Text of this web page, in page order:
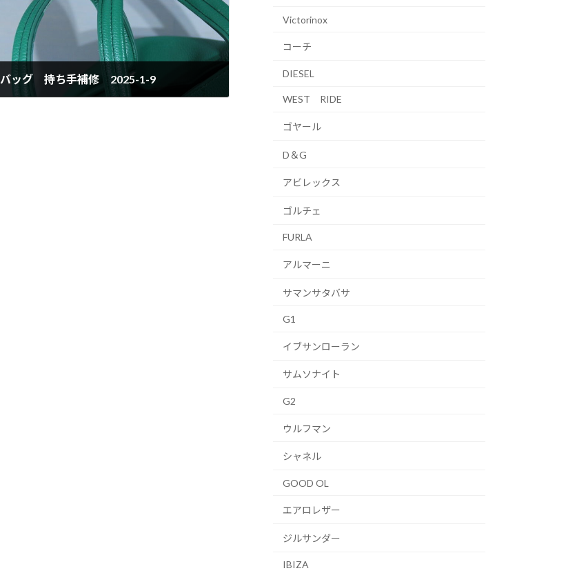
バッグ 持ち手補修 2025-1-9
Victorinox
コーチ
DIESEL
WEST RIDE
ゴヤール
D＆G
アビレックス
ゴルチェ
FURLA
アルマーニ
サマンサタバサ
G1
イブサンローラン
サムソナイト
G2
ウルフマン
シャネル
GOOD OL
エアロレザー
ジルサンダー
IBIZA